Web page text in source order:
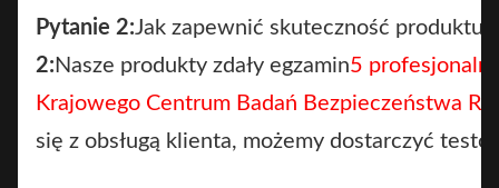
Pytanie 2:Jak zapewnić skuteczność produktu?
2: Nasze produkty zdały egzamin5
Krajowego Centrum Badań Bezpieczeństwa
się z obsługą klienta, możemy dostarczyć